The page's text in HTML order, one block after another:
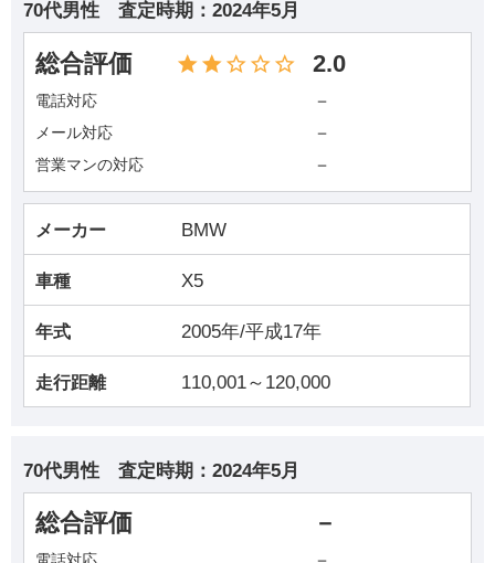
70代男性 査定時期： 2024年5月
総合評価 2.0
電話対応 －
メール対応 －
営業マンの対応 －
メーカー BMW
車種 X5
年式 2005年/平成17年
走行距離 110,001～120,000
70代男性 査定時期： 2024年5月
総合評価 －